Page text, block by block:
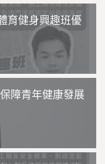
育健身興趣班優
障青年健康發展